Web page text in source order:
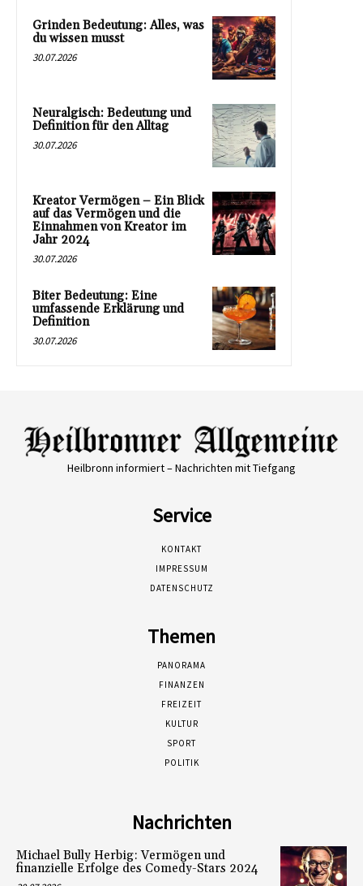
Grinden Bedeutung: Alles, was
du wissen musst
30.07.2026
Neuralgisch: Bedeutung und
Definition für den Alltag
30.07.2026
Kreator Vermögen – Ein Blick
auf das Vermögen und die
Einnahmen von Kreator im
Jahr 2024
30.07.2026
Biter Bedeutung: Eine
umfassende Erklärung und
Definition
30.07.2026
Heilbronn informiert – Nachrichten mit Tiefgang
Service
KONTAKT
IMPRESSUM
DATENSCHUTZ
Themen
PANORAMA
FINANZEN
FREIZEIT
KULTUR
SPORT
POLITIK
Nachrichten
Michael Bully Herbig: Vermögen und
finanzielle Erfolge des Comedy-Stars 2024